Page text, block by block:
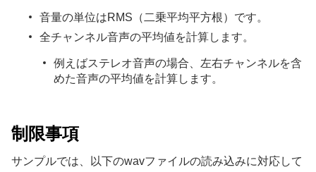
音量の単位はRMS（二乗平均平方根）です。
全チャンネル音声の平均値を計算します。
例えばステレオ音声の場合、左右チャンネルを含
めた音声の平均値を計算します。
制限事項
サンプルでは、以下のwavファイルの読み込みに対応して